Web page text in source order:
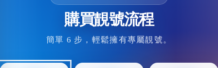
購買靚號流程
簡單 6 步，輕鬆擁有專屬靚號。